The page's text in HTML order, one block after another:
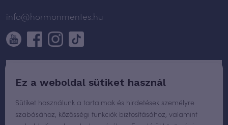
Ez a weboldal sütiket használ
Sütiket használunk a tartalmak és hirdetések személyre
szabásához, közösségi funkciók biztosításához, valamint
info@hormonmentes.hu